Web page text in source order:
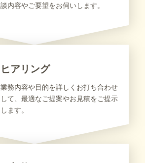
談内容やご要望をお伺いします。
ヒアリング
業務内容や目的を詳しくお打ち合わせ
して、最適なご提案やお見積をご提示
します。